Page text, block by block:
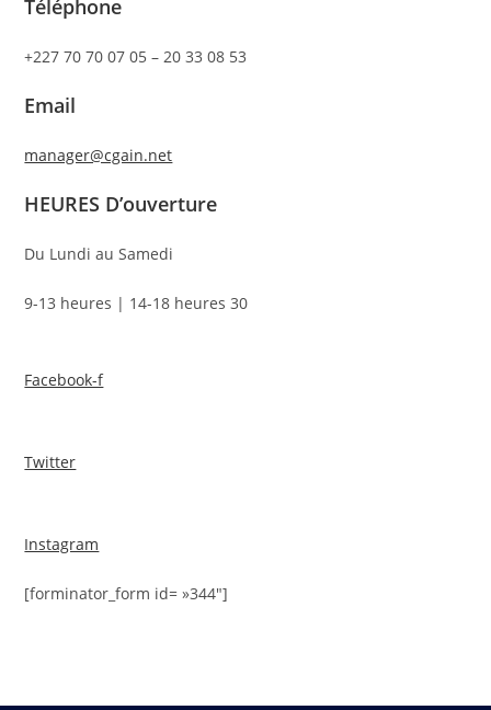
Téléphone
+227 70 70 07 05 – 20 33 08 53
Email
manager@cgain.net
HEURES D’ouverture
Du Lundi au Samedi
9-13 heures | 14-18 heures 30
Facebook-f
Twitter
Instagram
[forminator_form id= »344″]